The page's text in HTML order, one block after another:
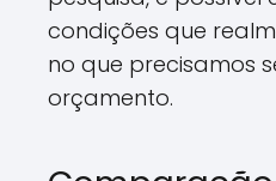
condições que
no que precisamos
orçamento.